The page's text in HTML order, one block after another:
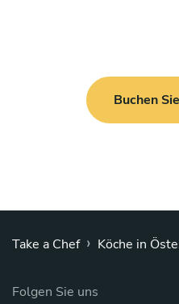
Buchen
Take a Chef › Köche in
Folgen Sie uns